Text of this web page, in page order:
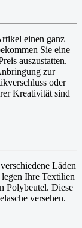
einen ganz
Sie eine
auszustatten.
zur
oder
Kreativität sind
Läden
Ihre Textilien
Polybeutel. Diese
versehen.